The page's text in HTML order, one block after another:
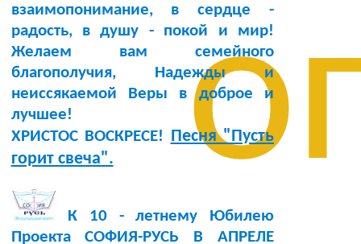
взаимопонимание, в сердце -
радость, в душу - покой и мир!
Желаем вам семейного
благополучия, Надежды и
неиссякаемой Веры в доброе и
лучшее!
ХРИСТОС ВОСКРЕСЕ! Песня "Пусть
горит свеча".
К 10 - летнему Юбилею
Проекта СОФИЯ-РУСЬ В АПРЕЛЕ